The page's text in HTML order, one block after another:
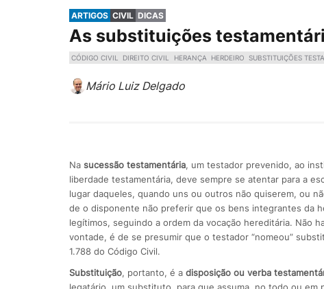
ARTIGOS CIVIL DICAS
As substituições
CÓDIGO CIVIL DIREITO CIVIL HERANÇA HERDEIRO SUBSTITUIÇÕES
Mário Luiz Delgado
Nasucessão testamentária, um testador prevenido, ao
liberdade testamentária, deve sempre se atentar para a
lugar daqueles, quando uns ou outros não quiserem, ou
de o disponente não preferir que os bens integrantes da
legítimos, seguindo a ordem da vocação hereditária. Não
vontade, é de se presumir que o testador “nomeou”
1.788 do Código Civil.
Substituição, portanto, é a disposição ou verba